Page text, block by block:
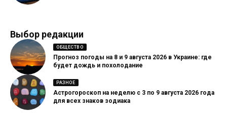
Выбор редакции
ОБЩЕСТВО
Прогноз погоды на 8 и 9 августа 2026 в Украине: где
будет дождь и похолодание
РАЗНОЕ
Астрогороскоп на неделю с 3 по 9 августа 2026 года
для всех знаков зодиака